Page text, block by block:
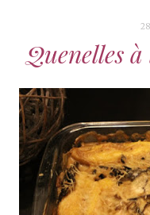
Quenelles